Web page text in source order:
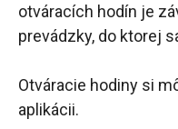
otváracích hodín je
prevádzky, do ktorej
Otváracie hodiny si
aplikácii.